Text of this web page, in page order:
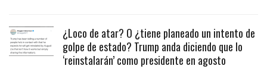
¿Loco de atar? O ¿tiene planeado un intento de
golpe de estado? Trump anda diciendo que lo
‘reinstalarán’ como presidente en agosto